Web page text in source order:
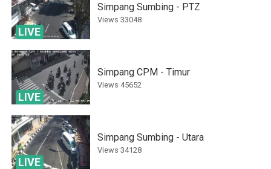
LIVE
Simpang Sumbing - PTZ
Views 33048
LIVE
Simpang CPM - Timur
Views 45652
LIVE
Simpang Sumbing - Utara
Views 34128